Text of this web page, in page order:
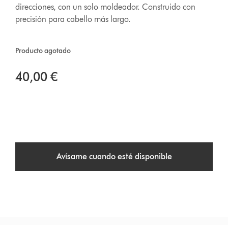
direcciones, con un solo moldeador. Construido con
precisión para cabello más largo.
Producto agotado
40,00 €
Avísame cuando esté disponible